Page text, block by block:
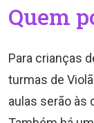
Quem
Para crianças
turmas de
aulas serão às